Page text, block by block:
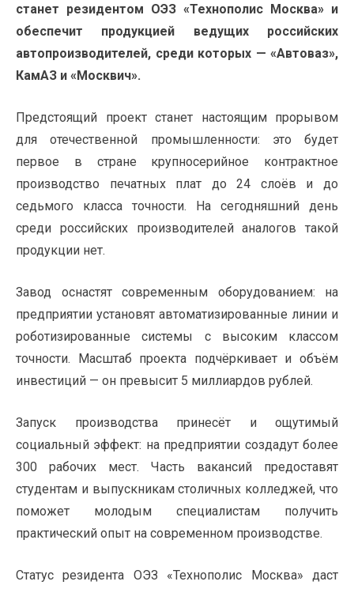
станет резидентом ОЭЗ «Технополис Москва» и
обеспечит продукцией ведущих российских
автопроизводителей, среди которых — «Автоваз»,
КамАЗ и «Москвич».
Предстоящий проект станет настоящим прорывом
для отечественной промышленности: это будет
первое в стране крупносерийное контрактное
производство печатных плат до 24 слоёв и до
седьмого класса точности. На сегодняшний день
среди российских производителей аналогов такой
продукции нет.
Завод оснастят современным оборудованием: на
предприятии установят автоматизированные линии и
роботизированные системы с высоким классом
точности. Масштаб проекта подчёркивает и объём
инвестиций — он превысит 5 миллиардов рублей.
Запуск производства принесёт и ощутимый
социальный эффект: на предприятии создадут более
300 рабочих мест. Часть вакансий предоставят
студентам и выпускникам столичных колледжей, что
поможет молодым специалистам получить
практический опыт на современном производстве.
Статус резидента ОЭЗ «Технополис Москва» даст